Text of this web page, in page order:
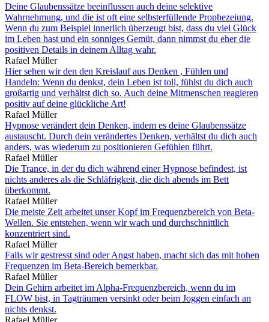
Deine Glaubenssätze beeinflussen auch deine selektive
Wahrnehmung, und die ist oft eine selbsterfüllende Prophezeiung.
Wenn du zum Beispiel innerlich überzeugt bist, dass du viel Glück
im Leben hast und ein sonniges Gemüt, dann nimmst du eher die
positiven Details in deinem Alltag wahr.
Rafael Müller
Hier sehen wir den den Kreislauf aus Denken , Fühlen und
Handeln: Wenn du denkst, dein Leben ist toll, fühlst du dich auch
großartig und verhältst dich so. Auch deine Mitmenschen reagieren
positiv auf deine glückliche Art!
Rafael Müller
Hypnose verändert dein Denken, indem es deine Glaubenssätze
austauscht. Durch dein verändertes Denken, verhältst du dich auch
anders, was wiederum zu positionieren Gefühlen führt.
Rafael Müller
Die Trance, in der du dich während einer Hypnose befindest, ist
nichts anderes als die Schläfrigkeit, die dich abends im Bett
überkommt.
Rafael Müller
Die meiste Zeit arbeitet unser Kopf im Frequenzbereich von Beta-
Wellen. Sie entstehen, wenn wir wach und durchschnittlich
konzentriert sind.
Rafael Müller
Falls wir gestresst sind oder Angst haben, macht sich das mit hohen
Frequenzen im Beta-Bereich bemerkbar.
Rafael Müller
Dein Gehirn arbeitet im Alpha-Frequenzbereich, wenn du im
FLOW bist, in Tagträumen versinkt oder beim Joggen einfach an
nichts denkst.
Rafael Müller